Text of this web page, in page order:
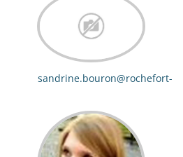
sandrine.bouron@rochefort-